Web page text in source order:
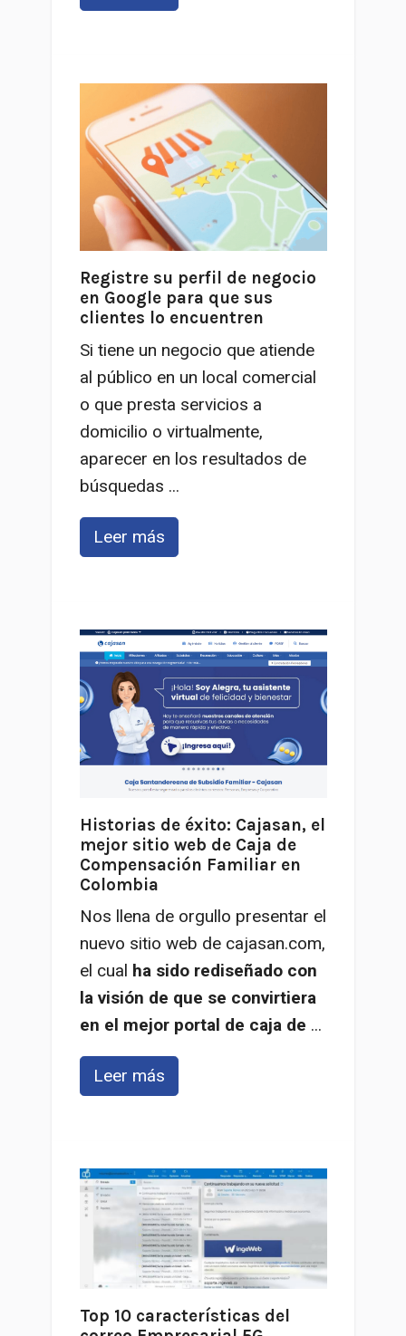
Registre su perfil de negocio
en Google para que sus
clientes lo encuentren
Si tiene un negocio que atiende
al público en un local comercial
o que presta servicios a
domicilio o virtualmente,
aparecer en los resultados de
búsquedas ...
Leer más
Historias de éxito: Cajasan, el
mejor sitio web de Caja de
Compensación Familiar en
Colombia
Nos llena de orgullo presentar el
nuevo sitio web de cajasan.com,
el cual ha sido rediseñado con
la visión de que se convirtiera
en el mejor portal de caja de ...
Leer más
Top 10 características del